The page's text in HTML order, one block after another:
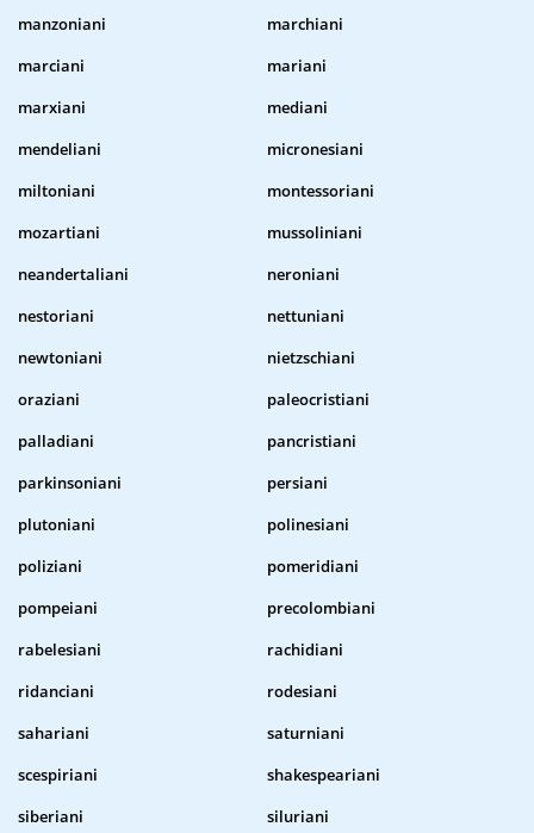
manzoniani
marchiani
marciani
mariani
marxiani
mediani
mendeliani
micronesiani
miltoniani
montessoriani
mozartiani
mussoliniani
neandertaliani
neroniani
nestoriani
nettuniani
newtoniani
nietzschiani
oraziani
paleocristiani
palladiani
pancristiani
parkinsoniani
persiani
plutoniani
polinesiani
poliziani
pomeridiani
pompeiani
precolombiani
rabelesiani
rachidiani
ridanciani
rodesiani
sahariani
saturniani
scespiriani
shakespeariani
siberiani
siluriani